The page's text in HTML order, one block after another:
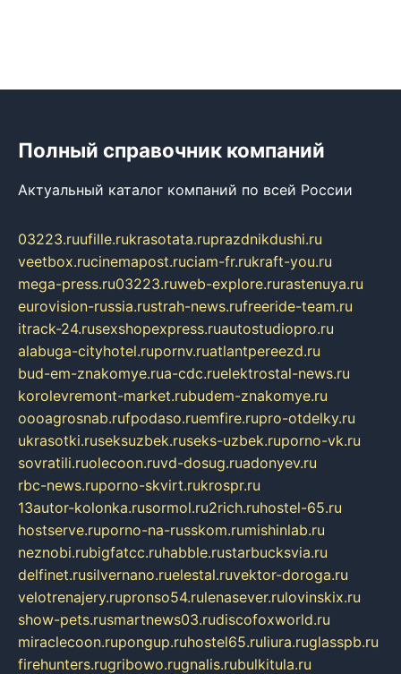
Полный справочник компаний
Актуальный каталог компаний по всей России
03223.ruufille.rukrasotata.ruprazdnikdushi.ru
veetbox.rucinemapost.ruciam-fr.rukraft-you.ru
mega-press.ru03223.ruweb-explore.rurastenuya.ru
eurovision-russia.rustrah-news.rufreeride-team.ru
itrack-24.rusexshopexpress.ruautostudiopro.ru
alabuga-cityhotel.rupornv.ruatlantpereezd.ru
bud-em-znakomye.rua-cdc.ruelektrostal-news.ru
korolevremont-market.rubudem-znakomye.ru
oooagrosnab.rufpodaso.ruemfire.rupro-otdelky.ru
ukrasotki.ruseksuzbek.ruseks-uzbek.ruporno-vk.ru
sovratili.ruolecoon.ruvd-dosug.ruadonyev.ru
rbc-news.ruporno-skvirt.rukrospr.ru
13autor-kolonka.rusormol.ru2rich.ruhostel-65.ru
hostserve.ruporno-na-russkom.rumishinlab.ru
neznobi.rubigfatcc.ruhabble.rustarbucksvia.ru
delfinet.rusilvernano.ruelestal.ruvektor-doroga.ru
velotrenajery.rupronso54.rulenasever.rulovinskix.ru
show-pets.rusmartnews03.rudiscofoxworld.ru
miraclecoon.rupongup.ruhostel65.ruliura.ruglasspb.ru
firehunters.rugribowo.rugnalis.rubulkitula.ru